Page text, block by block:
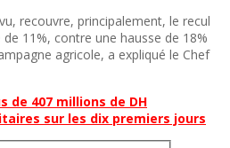
recouvre, principalement, le recul
11%, contre une hausse de 18%
agricole, a expliqué le Chef
de 407 millions de DH
sur les dix premiers jours